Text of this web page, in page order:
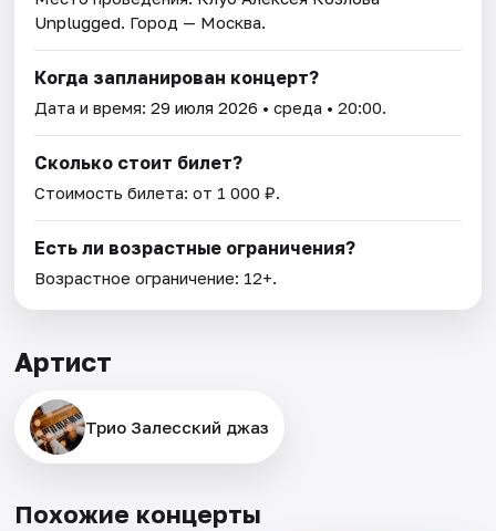
Unplugged. Город — Москва.
Когда запланирован концерт?
Дата и время:29 июля 2026 • среда • 20:00.
Сколько стоит билет?
Стоимость билета: от 1 000 ₽.
Есть ли возрастные ограничения?
Возрастное ограничение: 12+.
Артист
Трио Залесский джаз
Похожие концерты